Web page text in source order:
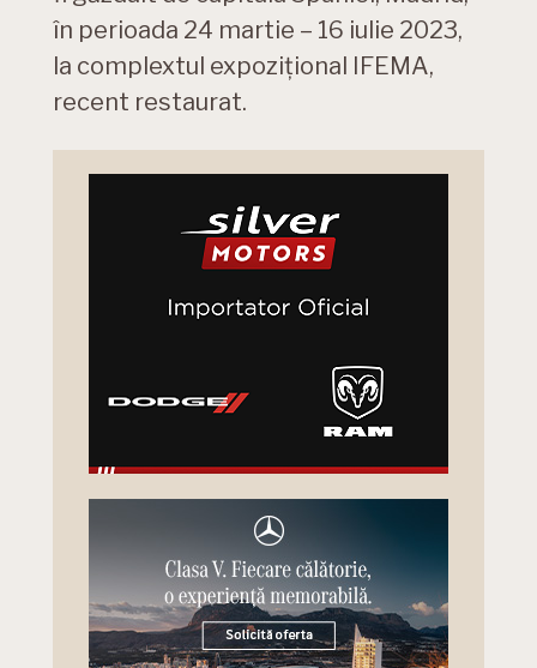
în perioada 24 martie – 16 iulie 2023,
la complextul expozițional IFEMA,
recent restaurat.